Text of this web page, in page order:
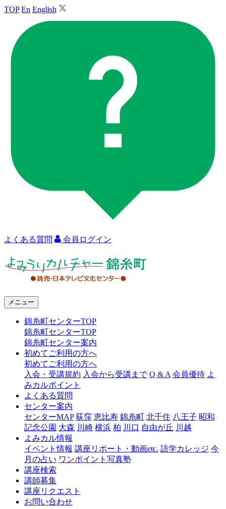
TOP En English
よくある質問 会員ログイン
ャ
糸
メニュー
錦糸町センターTOP
錦糸町センターTOP
錦糸町センター案内
初めてご利用の方へ
初めてご利用の方へ
入会・受講規約 入会から受講まで Q & A 会員優待 よ
みカルポイント
よくある質問
センター案内
センターMAP 荻窪 恵比寿 錦糸町 北千住 八王子 昭和
記念公園 大森 川崎 横浜 柏 川口 自由が丘 川越
よみカル情報
イベント情報 講座リポート・動画etc. 語学カレッジ 今
月の占い ワンポイント写真塾
講座検索
講師募集
講座リクエスト
お問い合わせ